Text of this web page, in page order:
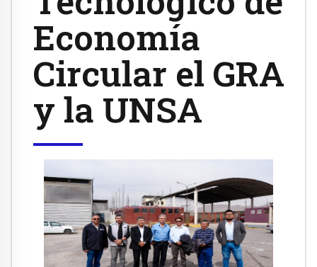
Economía
Circular el GRA
y la UNSA